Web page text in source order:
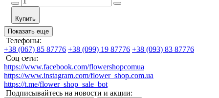
Купить
Показать еще
Телефоны:
+38 (067) 85 87776 +38 (099) 19 87776 +38 (093) 83 87776
Соц сети:
https://www.facebook.com/flowershopcomua
https://www.instagram.com/flower_shop.com.ua
https://t.me/flower_shop_sale_bot
Подписывайтесь на новости и акции: